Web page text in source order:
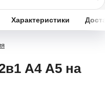
Характеристики
А4 А5 на